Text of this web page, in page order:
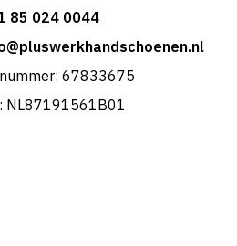
85 024 0044
67833675
NL87191561B01